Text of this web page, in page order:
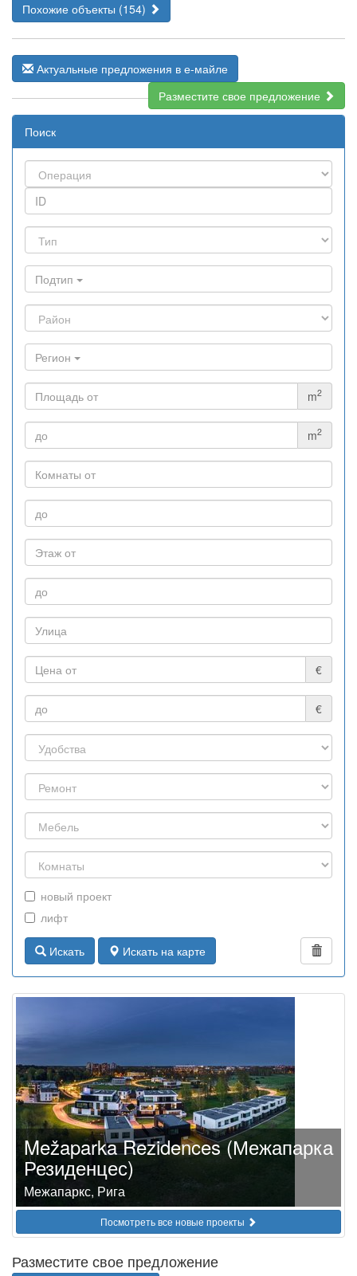
Похожие объекты (154)
Актуальные предложения в е-майле
Разместите свое предложение
Поиск
Подтип
Регион
m2
m2
€
€
новый проект
лифт
Искать Искать на карте
Mežaparka Rezidences (Межапарка
Резиденцес)
Межапаркс, Рига
Посмотреть все новые проекты
Разместите свое предложение